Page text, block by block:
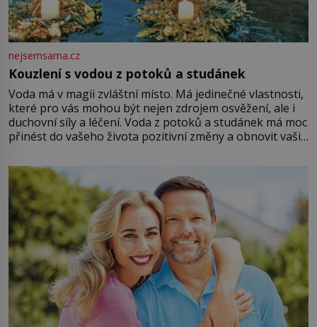
nejsemsama.cz
Kouzlení s vodou z potoků a studánek
Voda má v magii zvláštní místo. Má jedinečné vlastnosti,
které pro vás mohou být nejen zdrojem osvěžení, ale i
duchovní síly a léčení. Voda z potoků a studánek má moc
přinést do vašeho života pozitivní změny a obnovit vaši
můžete obohatit své rituály a přinést do svého života
větší harmonii a klid. Je důležité